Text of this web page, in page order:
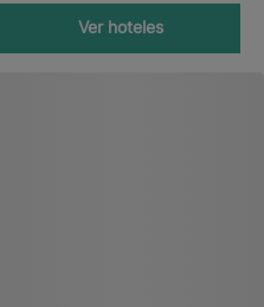
Ver hoteles